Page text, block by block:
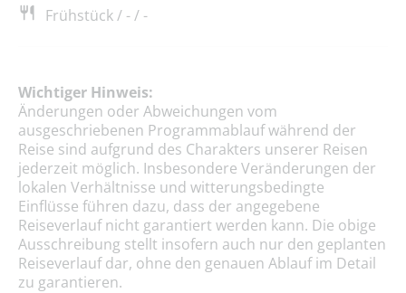
Frühstück / - / -
Wichtiger Hinweis:
Änderungen oder Abweichungen vom
ausgeschriebenen Programmablauf während der
Reise sind aufgrund des Charakters unserer Reisen
jederzeit möglich. Insbesondere Veränderungen der
lokalen Verhältnisse und witterungsbedingte
Einflüsse führen dazu, dass der angegebene
Reiseverlauf nicht garantiert werden kann. Die obige
Ausschreibung stellt insofern auch nur den geplanten
Reiseverlauf dar, ohne den genauen Ablauf im Detail
zu garantieren.